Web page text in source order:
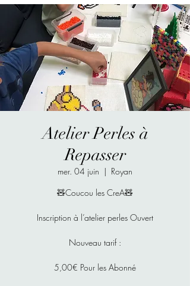
Atelier Perles à
Repasser
mer. 04 juin
  |
Royan
🧸Coucou les CreA🧸
Inscription à l’atelier perles Ouvert
Nouveau tarif :
5,00€ Pour les Abonné